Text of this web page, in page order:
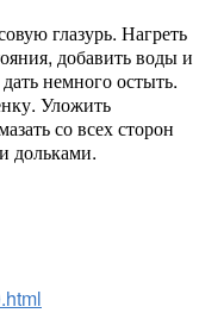
глазурь. Нагреть
добавить воды и
немного остыть.
Уложить
со всех сторон
дольками.